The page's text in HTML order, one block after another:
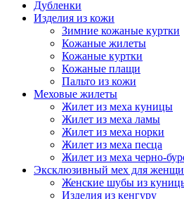
Дубленки
Изделия из кожи
Зимние кожаные куртки
Кожаные жилеты
Кожаные куртки
Кожаные плащи
Пальто из кожи
Меховые жилеты
Жилет из меха куницы
Жилет из меха ламы
Жилет из меха норки
Жилет из меха песца
Жилет из меха черно-
Эксклюзивный мех для
Женские шубы из
Изделия из кенгуру